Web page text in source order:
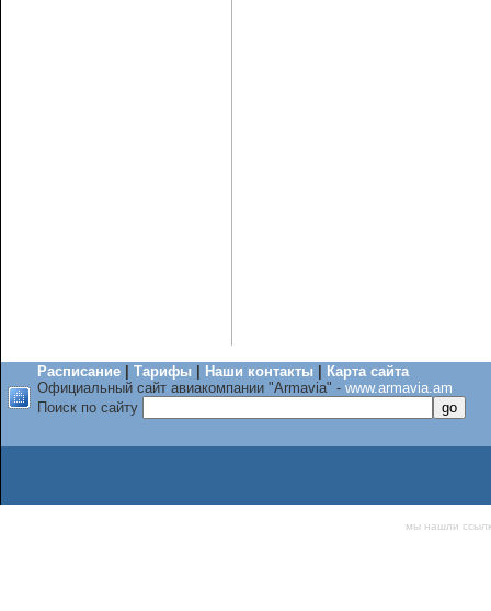
Расписание Тарифы Наши контакты
Карта сайта
Официальный сайт авиакомпании "Armavia" - www.armavia.am
Поиск по сайту
мы нашли